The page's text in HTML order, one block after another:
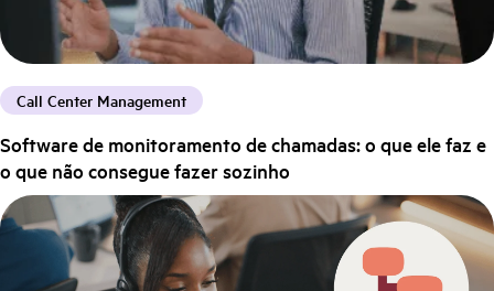
Call Center Management
Software de monitoramento de chamadas: o que ele faz e
o que não consegue fazer sozinho